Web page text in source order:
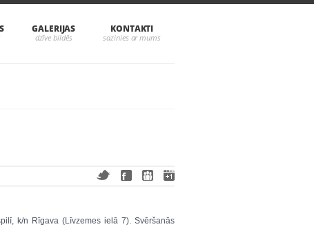
GALERIJAS KONTAKTI
k/n Rīgava (Līvzemes ielā 7). Svēršanās